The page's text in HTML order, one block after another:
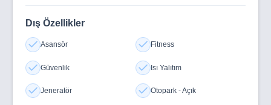
Dış Özellikler
Asansör Fitness
Güvenlik Isı Yalıtım
Jeneratör Otopark - Açık